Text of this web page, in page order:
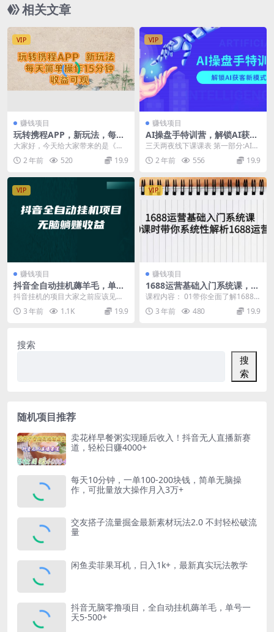
相关文章
VIP
赚钱项目
玩转携程APP，新玩法，每天
简单操作15分钟，收益可观
大家好，今天给大家带来的是《玩
转携程APP，每天简单操作十五分
钟,单号月入150...
2 年前 520 19.9
VIP
赚钱项目
AI操盘手特训营，解锁AI获客
新模式，全面掌握AI商业应用
与提示词技巧
三天两夜线下课课表 第一部分:AI操
盘手逻辑与商业应用 AI操盘手趋势
解析 深入...
2 年前 556 19.9
VIP
赚钱项目
抖音全自动挂机薅羊毛，单号
一天5-500＋，纯躺赚不用任
何操作
抖音挂机的项目大家之前应该见过
不少，但是像这个收益稳定的确实
不多 完全就是躺赚的...
3 年前 1.1K 19.9
VIP
赚钱项目
1688运营基础入门系统课，20
课时带你系统性解析1688运营
课程内容： 01带你全面了解1688 0
2如何开店及享受本地小二权益 03
带你了...
3 年前 480 19.9
搜索
搜
索
随机项目推荐
卖花样早餐粥实现睡后收入！抖音无人直播新赛
道，轻松日赚4000+
每天10分钟，一单100-200块钱，简单无脑操
作，可批量放大操作月入3万+
交友搭子流量掘金最新素材玩法2.0 不封轻松破流
量
闲鱼卖菲果耳机，日入1k+，最新真实玩法教学
抖音无脑零撸项目，全自动挂机薅羊毛，单号一
天5-500+